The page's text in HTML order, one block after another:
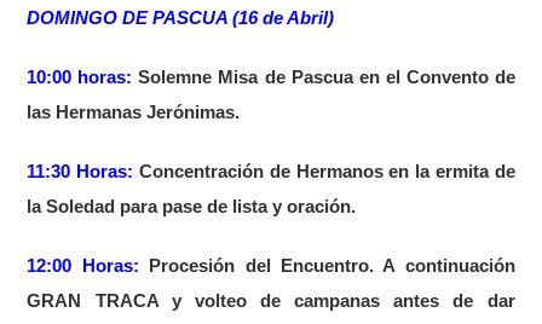
DOMINGO DE PASCUA (16 de Abril)
10:00 horas: Solemne Misa de Pascua en el Convento de
las Hermanas Jerónimas.
11:30 Horas: Concentración de Hermanos en la ermita de
la Soledad para pase de lista y oración.
12:00 Horas:
Procesión del Encuentro. A continuación
GRAN TRACA y volteo de campanas antes de dar